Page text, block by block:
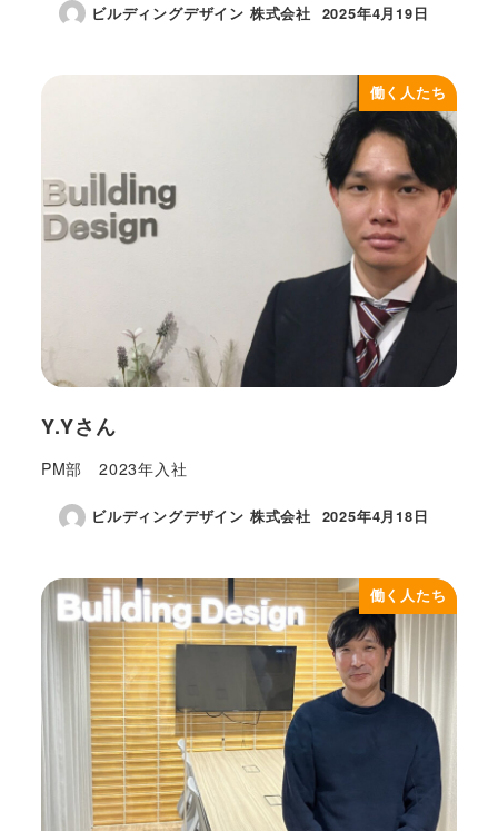
ビルディングデザイン 株式会社
投稿日
2025年4月19日
働く人たち
Y.Yさん
PM部 2023年入社
ビルディングデザイン 株式会社
投稿日
2025年4月18日
働く人たち